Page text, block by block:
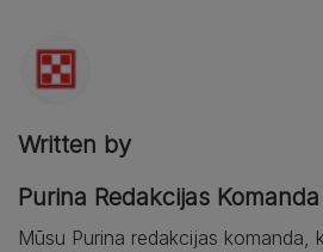
Written by
Purina Redakcijas Komanda
Mūsu Purina redakcijas komanda,